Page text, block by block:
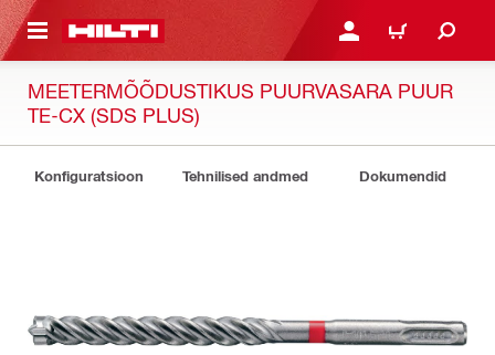
JUURDE LOGI SISSE VÕI
OSTUKORV
MEETERMÕÕDUSTIKUS PUURVASARA PUUR
TE-CX (SDS PLUS)
Konfiguratsioon Tehnilised andmed Dokumendid